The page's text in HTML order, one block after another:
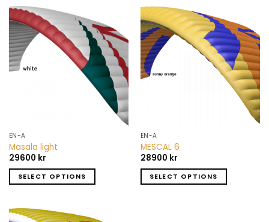
EN-A
Masala light
29600 kr
SELECT OPTIONS
EN-A
MESCAL 6
28900 kr
SELECT OPTIONS